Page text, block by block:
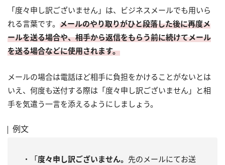
「度々申し訳ございません」は、ビジネスメールでも用いら
れる言葉です。 メールのやり取りがひと段落した後に再度メ
ールを送る場合や、相手から返信をもらう前に続けてメール
を送る場合などに使用されます。
メールの場合は電話ほど相手に負担をかけることがないとは
いえ、何度も送付する際は「度々申し訳ございません」と相
手を気遣う一言を添えるようにしましょう。
例文
・「度々申し訳ございません。 先のメールにてお送